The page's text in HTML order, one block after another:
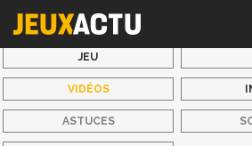
JEU
VIDÉOS
ASTUCES